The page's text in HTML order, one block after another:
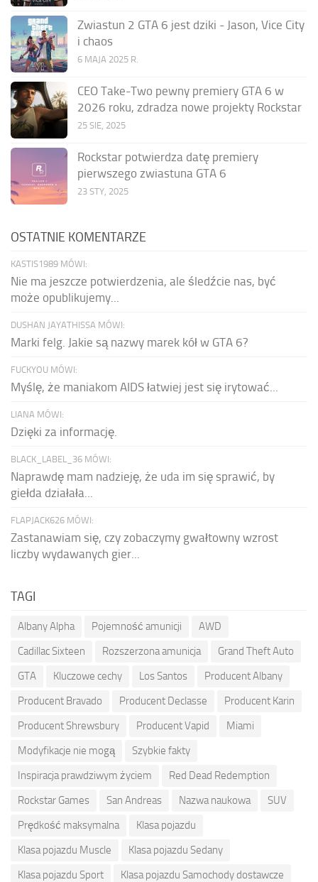
Zwiastun 2 GTA 6 jest dziki - Jason, Vice City
i chaos
6 MAJA 2025 R.
CEO Take-Two pewny premiery GTA 6 w
2026 roku, zdradza nowe projekty Rockstar
25 SIE, 2025
Rockstar potwierdza datę premiery
pierwszego zwiastuna GTA 6
23 STY, 2025
OSTATNIE KOMENTARZE
KASTIS1989 MÓWI:
Nie ma jeszcze potwierdzenia, ale śledźcie nas, być
może opublikujemy...
DUSHAN JAYATHISSA MÓWI:
Marki felg. Jakie są nazwy marek kół w GTA 6?
FUCKYOU MÓWI:
Myślę, że maniakom AIDS łatwiej jest się irytować...
LIANA MÓWI:
Dzięki za informację.
BLACK_LABEL_36 MÓWI:
Naprawdę mam nadzieję, że uda im się sprawić, by
giełda działała...
FLAPJACK626 MÓWI:
Zastanawiam się, czy zobaczymy gwałtowny wzrost
liczby wydawanych gier...
TAGI
Albany Alpha Pojemność amunicji
AWD
Cadillac Sixteen
Rozszerzona amunicja
Grand Theft Auto
GTA
Kluczowe cechy Los Santos
Producent Albany
Producent Bravado
Producent Declasse
Producent Karin
Producent Shrewsbury
Producent Vapid
Miami
Modyfikacje nie mogą
Szybkie fakty
Inspiracja prawdziwym życiem
Red Dead Redemption
Rockstar Games
San Andreas Nazwa naukowa
SUV
Prędkość maksymalna
Klasa pojazdu
Klasa pojazdu Muscle
Klasa pojazdu Sedany
Klasa pojazdu Sport
Klasa pojazdu Samochody dostawcze